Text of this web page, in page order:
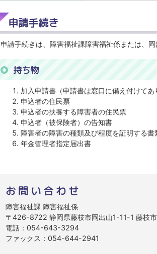
申請手続き
申請手続きは、障害福祉課障害福祉係または、岡
持ち物
加入申請書（申請書は窓口に備え付けてあ
申込者の住民票
申込者の扶養する障害者の住民票
申込者（被保険者）の告知書
障害者の障害の種類及び程度を証明する書
年金管理者指定届出書
お問い合わせ
障害福祉課 障害福祉係
〒426-8722 静岡県藤枝市岡出山1-11-1 藤枝
電話：054-643-3294
ファックス：054-644-2941